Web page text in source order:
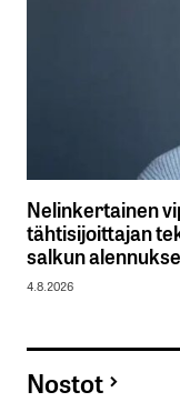
Nelinkertainen
tähtisijoittajan
salkun
4.8.2026
Nostot